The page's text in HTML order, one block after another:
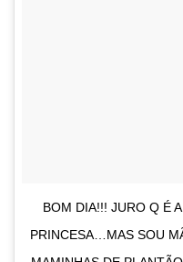
BOM DIA!!! JURO Q É
PRINCESA…MAS SOU